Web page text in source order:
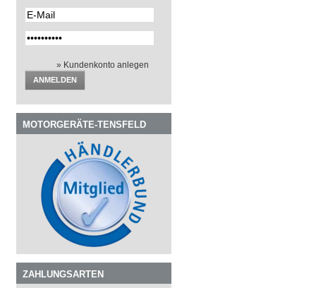
» Kundenkonto anlegen
ANMELDEN
MOTORGERÄTE-TENSFELD
ZAHLUNGSARTEN